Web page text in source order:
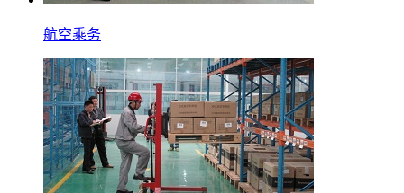
航空乘务